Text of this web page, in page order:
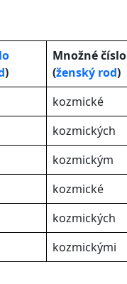
)
Množné číslo
(ženský rod)
kozmické
kozmických
kozmickým
kozmické
kozmických
kozmickými